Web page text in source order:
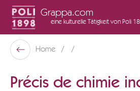
Grappa.com
eine kulturelle Tätigkeit von Poli
Poli Museo Della Grappa
Zurück
Home
Précis de chimie